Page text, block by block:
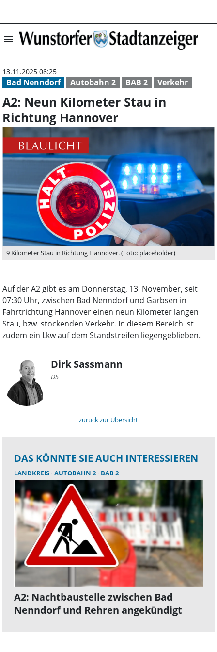
menu A2: Neun
Bad Nenndorf Autobahn 2 BAB 2 Verkehr
13.11.2025 08:25
A2: Neun Kilometer Stau in
Richtung Hannover
9 Kilometer Stau in Richtung Hannover. (Foto: placeholder)
Auf der A2 gibt es am Donnerstag, 13. November, seit
07:30 Uhr, zwischen Bad Nenndorf und Garbsen in
Fahrtrichtung Hannover einen neun Kilometer langen
Stau, bzw. stockenden Verkehr. In diesem Bereich ist
zudem ein Lkw auf dem Standstreifen liegengeblieben.
Dirk Sassmann
DS
zurück zur Übersicht
DAS KÖNNTE SIE AUCH INTERESSIEREN
LANDKREIS AUTOBAHN 2 BAB 2
A2: Nachtbaustelle zwischen Bad
Nenndorf und Rehren angekündigt